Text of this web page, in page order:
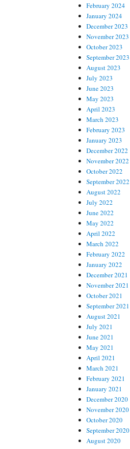
February 2024
January 2024
December 2023
November 2023
October 2023
September 2023
August 2023
July 2023
June 2023
May 2023
April 2023
March 2023
February 2023
January 2023
December 2022
November 2022
October 2022
September 2022
August 2022
July 2022
June 2022
May 2022
April 2022
March 2022
February 2022
January 2022
December 2021
November 2021
October 2021
September 2021
August 2021
July 2021
June 2021
May 2021
April 2021
March 2021
February 2021
January 2021
December 2020
November 2020
October 2020
September 2020
August 2020